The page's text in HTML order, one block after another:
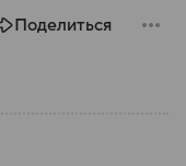
Поделиться